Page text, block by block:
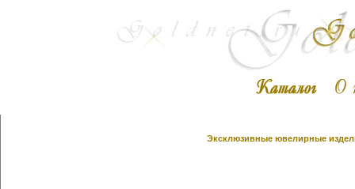
Эксклюзивные ювелирные